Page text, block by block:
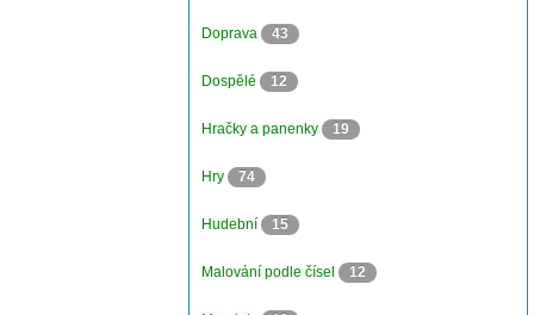
Doprava 43
Dospělé 12
Hračky a panenky 19
Hry 74
Hudební 15
Malování podle čísel 12